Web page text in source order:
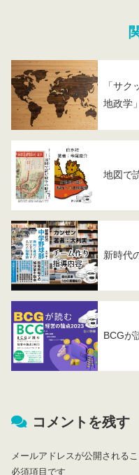
「サ
地政学
地図で
新時代
BCGが
コメントを残す
メールアドレスが公開されるこ
必須項目です